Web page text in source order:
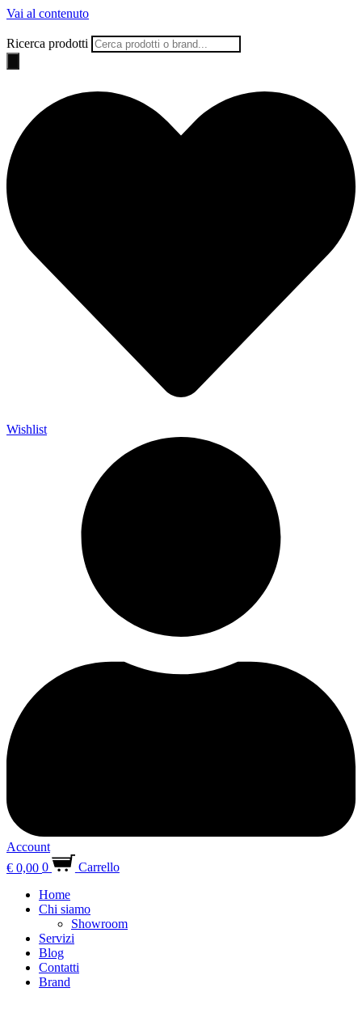
Vai al contenuto
Ricerca prodotti
Wishlist
Account
€ 0,00 0
Carrello
Home
Chi siamo
Showroom
Servizi
Blog
Contatti
Brand